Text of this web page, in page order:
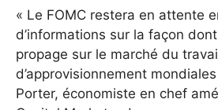
« Le FOMC restera en attente
d’informations sur la façon
propage sur le marché du
d’approvisionnement
Porter, économiste en chef